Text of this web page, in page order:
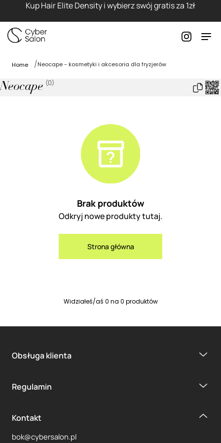
Kup Hair Elite Density i wybierz swój gratis za 1zł
Home Neocape - kosmetyki i akcesoria dla fryzjerów
Neocape (0)
Brak produktów
Odkryj nowe produkty tutaj.
Strona główna
Widziałeś/aś 0 na 0 produktów
Obsługa klienta
Regulamin
Kontakt
bok@cybersalon.pl